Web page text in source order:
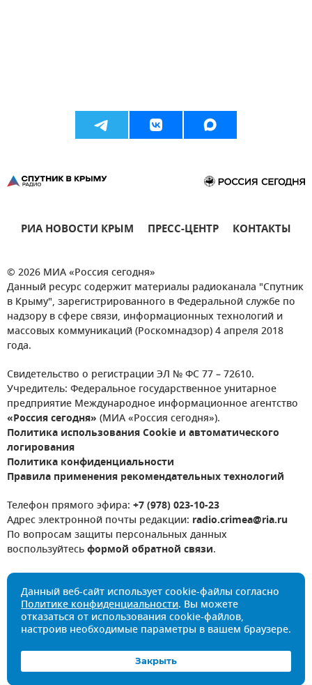
РИА НОВОСТИ КРЫМ ПРЕСС-ЦЕНТР КОНТАКТЫ
© 2026 МИА «Россия сегодня»
Данный ресурс содержит материалы радиоканала "Спутник
в Крыму", зарегистрированного в Федеральной службе по
надзору в сфере связи, информационных технологий и
массовых коммуникаций (Роскомнадзор) 4 апреля 2018
года.
Свидетельство о регистрации ЭЛ № ФС 77 – 72610.
Учредитель: Федеральное государственное унитарное
предприятие Международное информационное агентство
«Россия сегодня» (МИА «Россия сегодня»).
Политика использования Cookie и автоматического
логирования
Политика конфиденциальности
Правила применения рекомендательных технологий
Телефон прямого эфира: +7 (978) 023-10-23
Адрес электронной почты редакции: radio.crimea@ria.ru
По вопросам защиты персональных данных
воспользуйтесьформой обратной связи.
Данный веб-сайт использует cookie-файлы согласно
Политике конфиденциальности. Вы можете
отказаться от использования cookie-файлов,
настроив необходимые параметры в вашем браузере.
Закрыть